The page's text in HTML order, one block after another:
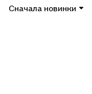
Сначала новинки